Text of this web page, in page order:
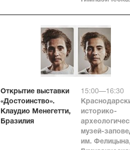
Открытие выставки
«Достоинство».
Клаудио Менегетти,
Бразилия
15:00—16:30
историко-
музей-
им.